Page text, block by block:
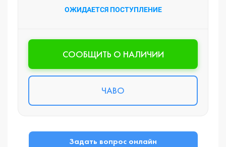
ОЖИДАЕТСЯ ПОСТУПЛЕНИЕ
CООБЩИТЬ О НАЛИЧИИ
ЧАВО
Задать вопрос онлайн